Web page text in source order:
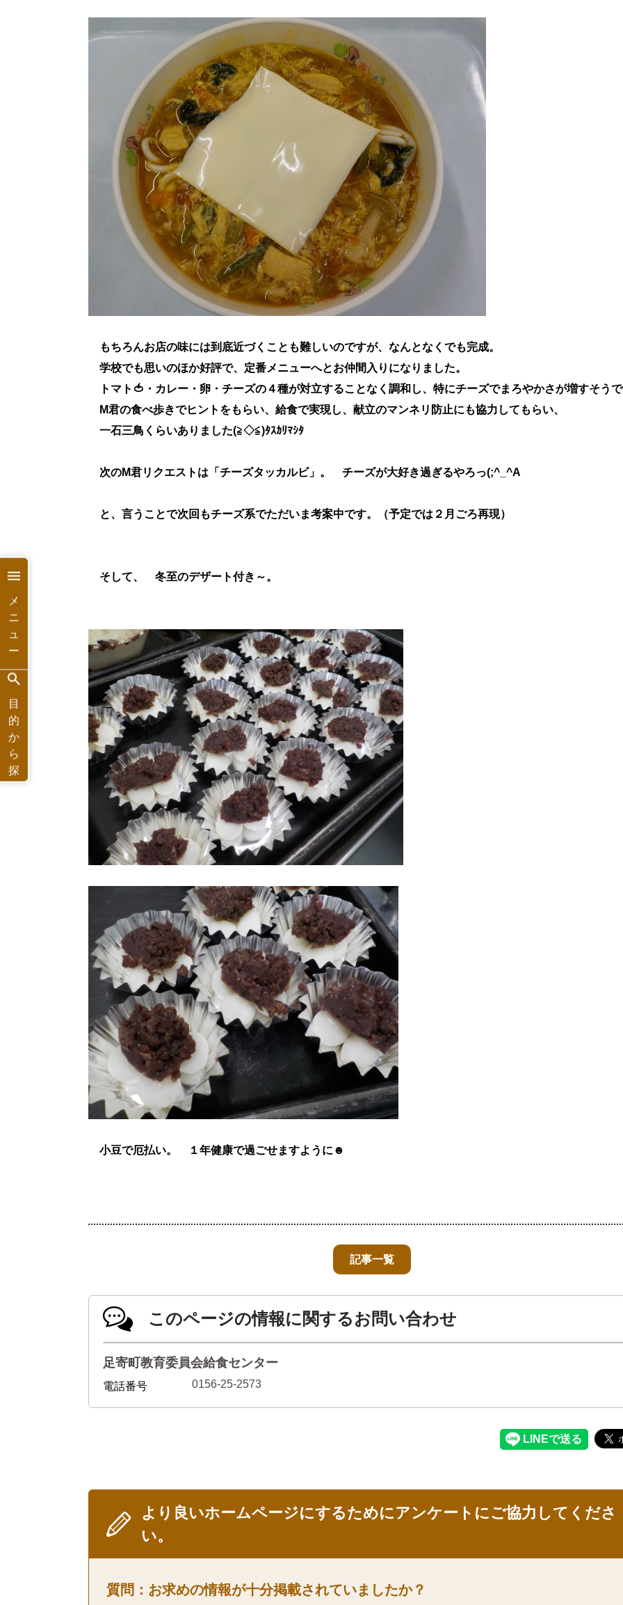
もちろんお店の味には到底近づくことも難しいのですが、なんとなくでも完成。
学校でも思いのほか好評で、定番メニューへとお仲間入りになりました。
トマト🍅・カレー・卵・チーズの４種が対立することなく調和し、特にチーズでまろやかさが増すそう
M君の食べ歩きでヒントをもらい、給食で実現し、献立のマンネリ防止にも協力してもらい、
一石三鳥くらいありました(≧◇≦)ﾀｽｶﾘﾏｼﾀ
次のM君リクエストは「チーズタッカルビ」。 チーズが大好き過ぎるやろっ(;^_^A
と、言うことで次回もチーズ系でただいま考案中です。（予定では２月ごろ再現）
そして、 冬至のデザート付き～。
小豆で厄払い。 １年健康で過ごせますように☻
記事一覧
このページの情報に関するお問い合わせ
足寄町教育委員会給食センター
電話番号 0156-25-2573
より良いホームページにするためにアンケートにご協力してくださ
い。
質問：お求めの情報が十分掲載されていましたか？
メ
ニ
ュ
ー
目
的
か
ら
探